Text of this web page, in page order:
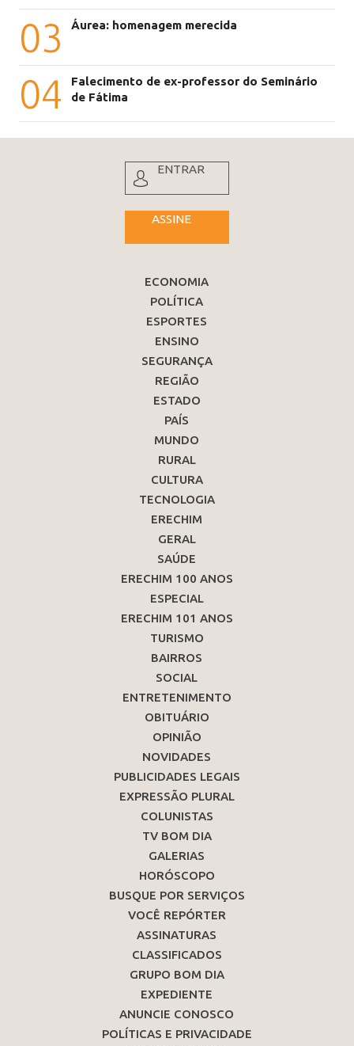
03 Áurea: homenagem merecida
04
Falecimento de ex-professor do Seminário
de Fátima
ENTRAR
ASSINE
ECONOMIA
POLÍTICA
ESPORTES
ENSINO
SEGURANÇA
REGIÃO
ESTADO
PAÍS
MUNDO
RURAL
CULTURA
TECNOLOGIA
ERECHIM
GERAL
SAÚDE
ERECHIM 100 ANOS
ESPECIAL
ERECHIM 101 ANOS
TURISMO
BAIRROS
SOCIAL
ENTRETENIMENTO
OBITUÁRIO
OPINIÃO
NOVIDADES
PUBLICIDADES LEGAIS
EXPRESSÃO PLURAL
COLUNISTAS
TV BOM DIA
GALERIAS
HORÓSCOPO
BUSQUE POR SERVIÇOS
VOCÊ REPÓRTER
ASSINATURAS
CLASSIFICADOS
GRUPO BOM DIA
EXPEDIENTE
ANUNCIE CONOSCO
POLÍTICAS E PRIVACIDADE